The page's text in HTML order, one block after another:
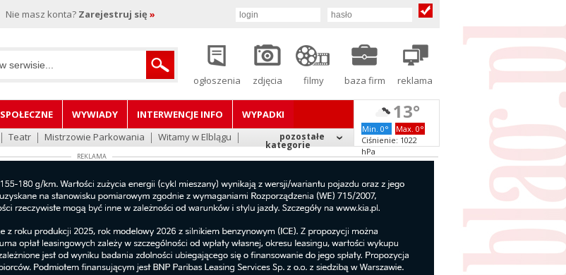
Nie masz konta? Zarejestruj się »
ogłoszenia zdjęcia filmy baza firm reklama
SPOŁECZNE WYWIADY INTERWENCJE INFO
WYPADKI
Teatr Mistrzowie Parkowania Witamy w Elblągu pozostałe
kategorie
13°
Min. 0°
Max. 0°
Ciśnienie: 1022
hPa
REKLAMA